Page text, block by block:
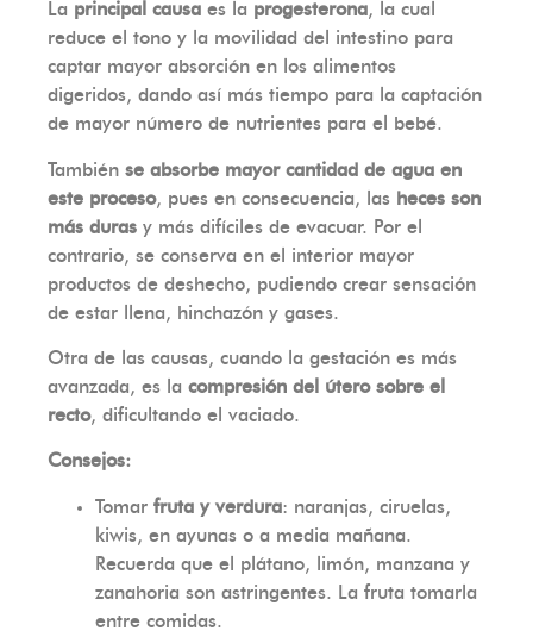
La principal causa es la progesterona, la cual
reduce el tono y la movilidad del intestino para
captar mayor absorción en los alimentos
digeridos, dando así más tiempo para la captación
de mayor número de nutrientes para el bebé.
También se absorbe mayor cantidad de agua en
este proceso, pues en consecuencia, las heces son
más duras y más difíciles de evacuar. Por el
contrario, se conserva en el interior mayor
productos de deshecho, pudiendo crear sensación
de estar llena, hinchazón y gases.
Otra de las causas, cuando la gestación es más
avanzada, es la compresión del útero sobre el
recto, dificultando el vaciado.
Consejos:
Tomar fruta y verdura: naranjas, ciruelas,
kiwis, en ayunas o a media mañana.
Recuerda que el plátano, limón, manzana y
zanahoria son astringentes. La fruta tomarla
entre comidas.